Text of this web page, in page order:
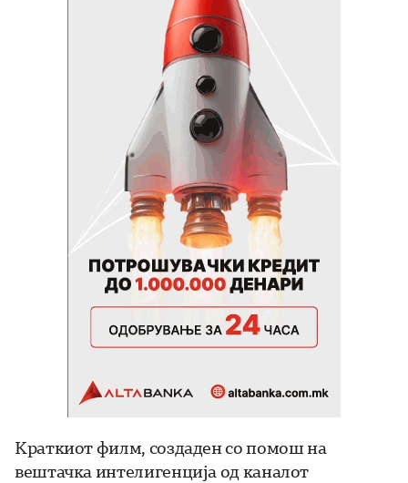
Краткиот филм, создаден со помош на
вештачка интелигенција од каналот